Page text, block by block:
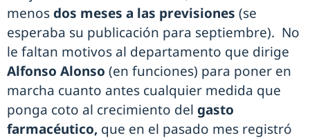
menos dos meses a las previsiones (se
esperaba su publicación para septiembre). No
le faltan motivos al departamento que dirige
Alfonso Alonso (en funciones) para poner en
marcha cuanto antes cualquier medida que
ponga coto al crecimiento del gasto
farmacéutico, que en el pasado mes registró